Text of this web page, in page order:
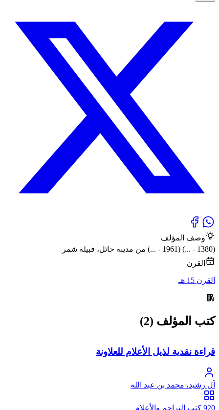
وصف المؤلف
(1380 - ...) (1961 - ...) من مدينة حائل، قبيلة شمر
القرن
القرن 15 هـ
كتب المؤلف (2)
قراءة نقدية لذيل الأعلام للعلاونة
آل رشيد، محمد بن عبد الله
920 كتب التراجم والأعلام